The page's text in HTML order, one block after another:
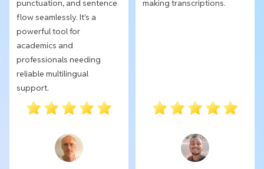
punctuation, and sentence
flow seamlessly. It's a
powerful tool for
academics and
professionals needing
reliable multilingual
support.
making transcriptions.